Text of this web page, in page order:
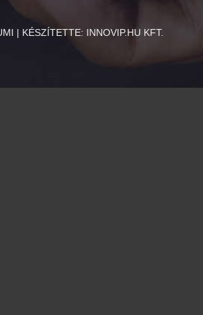
| KÉSZÍTETTE: INNOVIP.HU KFT.